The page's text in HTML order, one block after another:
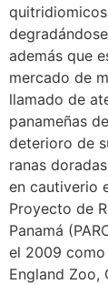
además que
mercado de
llamado de
panameñas
deterioro de
ranas
en cautiverio
Proyecto de
Panamá
el 2009
England Zoo,